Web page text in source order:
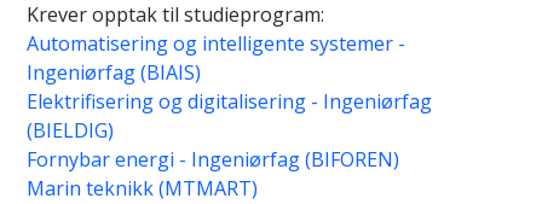
Krever opptak til studieprogram:
Automatisering og intelligente systemer -
Ingeniørfag (BIAIS)
Elektrifisering og digitalisering - Ingeniørfag
(BIELDIG)
Fornybar energi - Ingeniørfag (BIFOREN)
Marin teknikk (MTMART)